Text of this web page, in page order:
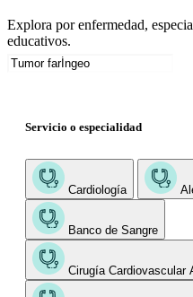
Explora por enfermedad,
educativos.
Servicio o especialidad
Cardiología
Banco de Sangre
Cirugía Cardiovascular